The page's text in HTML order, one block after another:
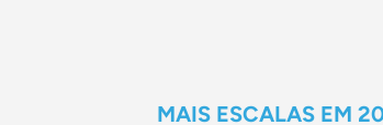
MAIS ESCALAS EM